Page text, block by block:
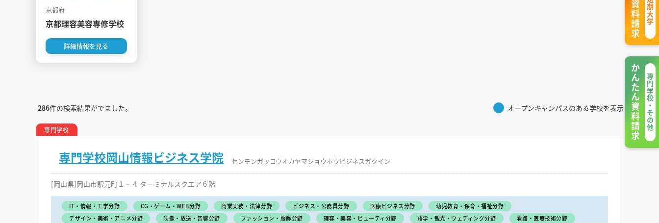
京都府
京都理容美容専修学校
詳細情報を見る
286件の検索結果がでました。 オープンキャンパスのある学校を表示
専門学校
専門学校岡山情報ビジネス学院 センモンガッコウオカヤマジョウホウビジネスガクイン
[岡山県]岡山市駅元町１－４ ターミナルスクエア６階
IT・情報・工学分野 CG・ゲーム・WEB分野 商業実務・法律分野 ビジネス・公務員分野 医療ビジネス分野
幼児教育・保育・福祉分野
デザイン・美術・アニメ分野
映像・放送・音響分野 ファッション・服飾分野 理容・美容・ビューティ分野 語学・観光・ウェディング分野 看護・医療技術分野
専門学校・その他
かんたん資料請求